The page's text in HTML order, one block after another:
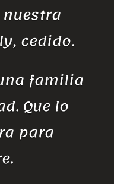
cedido.
familia
Que lo
para